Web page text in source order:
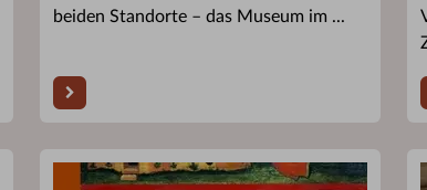
beiden Standorte – das Museum im ...